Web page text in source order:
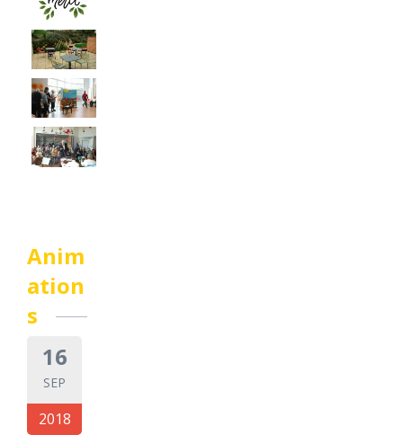
Anim
ation
s
16
SEP
2018